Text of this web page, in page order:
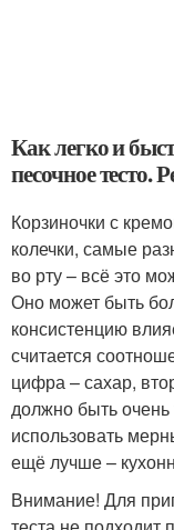
Как легко и
песочное тесто.
Корзиночки с
колечки, самые
во рту – всё это
Оно может быть
консистенцию
считается
цифра – сахар,
должно быть
использовать
ещё лучше –
Внимание! Для